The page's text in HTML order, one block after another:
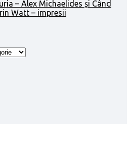
– Alex Michaelides și Când
Watt – impresii